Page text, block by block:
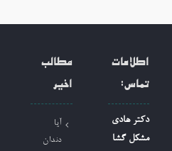
اطلاعات
تماس:
دکتر هادی
مشکل گشا
مطالب
اخیر
آیا
دندان